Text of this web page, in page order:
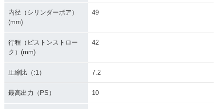
内径（シリンダーボア）
(mm)
49
行程（ピストンストロー
ク）(mm)
42
圧縮比（:1） 7.2
最高出力（PS） 10